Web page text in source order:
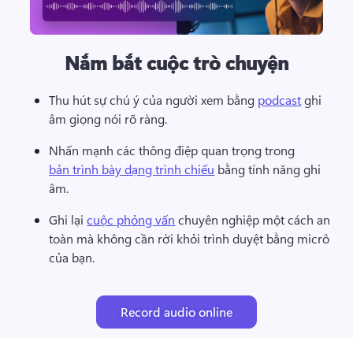
Nắm bắt cuộc trò chuyện
Thu hút sự chú ý của người xem bằng podcast ghi
âm giọng nói rõ ràng.
Nhấn mạnh các thông điệp quan trọng trong
bản trình bày dạng trình chiếu bằng tính năng ghi
âm.
Ghi lại cuộc phỏng vấn chuyên nghiệp một cách an
toàn mà không cần rời khỏi trình duyệt bằng micrô
của bạn.
Record audio online